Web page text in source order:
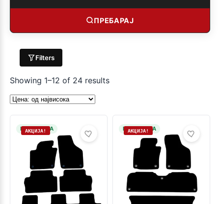
ПРЕБАРАЈ
Filters
Showing 1–12 of 24 results
НА ЗАЛИХА
АКЦИЈА! НА ЗАЛИХА
АКЦИЈА!